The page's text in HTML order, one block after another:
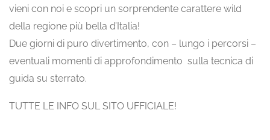
vieni con noi e scopri un sorprendente carattere wild
della regione più bella d’Italia!
Due giorni di puro divertimento, con – lungo i percorsi –
eventuali momenti di approfondimento sulla tecnica di
guida su sterrato.
TUTTE LE INFO SUL SITO UFFICIALE!